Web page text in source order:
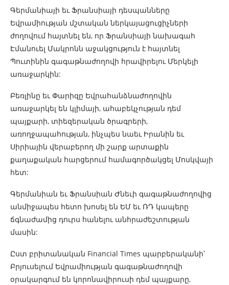
Գերմանիայի եւ Ֆրանսիայի դեսպանները
Եվրամիության մշտական ներկայացուցիչների
ժողովում հայտնել են, որ Ֆրանսիայի նախագահ
Էմանուել Մակրոնն աջակցություն է հայտնել
Պուտինին գագաթնաժողովի հրավիրելու Մերկելի
առաջարկին:
Բեռլինը եւ Փարիզը Եվրահանձնաժողովին
առաջարկել են կլիմայի, ահաբեկչության դեմ
պայքարի, տիեզերական ծրագրերի,
առողջապահության, ինչպես նաեւ Իրանին եւ
Սիրիային վերաբերող մի շարք արտաքին
քաղաքական հարցերում համագործակցել Մոսկվայի
հետ:
Գերմանիան եւ Ֆրանսիան Ժնեւի գագաթնաժողովից
անմիջապես հետո խոսել են ԵՄ եւ ՌԴ կապերը
ճգնաժամից դուրս հանելու անհրաժեշտության
մասին:
Ըստ բրիտանական Financial Times պարբերականի՝
Բրյուսելում Եվրամիության գագաթնաժողովի
օրակարգում են կորոնավիրուսի դեմ պայքարը,